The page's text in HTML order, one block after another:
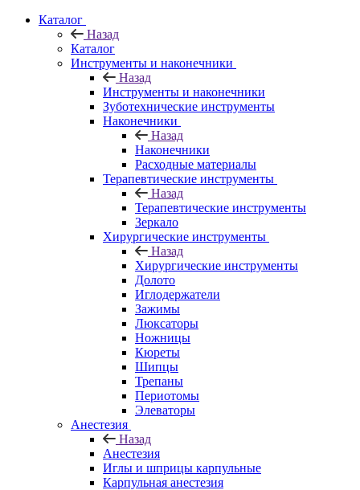
Каталог
Назад
Каталог
Инструменты и наконечники
Назад
Инструменты и наконечники
Зуботехнические инструменты
Наконечники
Назад
Наконечники
Расходные материалы
Терапевтические инструменты
Назад
Терапевтические инструменты
Зеркало
Хирургические инструменты
Назад
Хирургические инструменты
Долото
Иглодержатели
Зажимы
Люксаторы
Ножницы
Кюреты
Шипцы
Трепаны
Периотомы
Элеваторы
Анестезия
Назад
Анестезия
Иглы и шприцы карпульные
Карпульная анестезия